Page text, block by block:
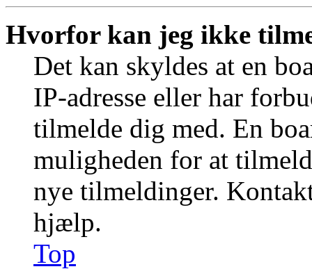
Hvorfor kan jeg ikke
Det kan skyldes at en
IP-adresse eller har
tilmelde dig med. En
muligheden for at
nye tilmeldinger.
hjælp.
Top